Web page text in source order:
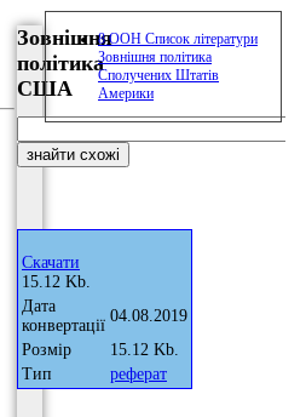
Зовнішня
політика
США
Скачати
15.12 Kb.
Дата
конвертації
04.08.2019
Розмір
15.12 Kb.
Тип
реферат
8 ООН Список літератури
Зовнішня політика
Сполучених Штатів
Америки